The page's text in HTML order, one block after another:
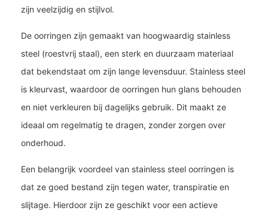
zijn veelzijdig en stijlvol.
De oorringen zijn gemaakt van hoogwaardig stainless
steel (roestvrij staal), een sterk en duurzaam materiaal
dat bekendstaat om zijn lange levensduur. Stainless steel
is kleurvast, waardoor de oorringen hun glans behouden
en niet verkleuren bij dagelijks gebruik. Dit maakt ze
ideaal om regelmatig te dragen, zonder zorgen over
onderhoud.
Een belangrijk voordeel van stainless steel oorringen is
dat ze goed bestand zijn tegen water, transpiratie en
slijtage. Hierdoor zijn ze geschikt voor een actieve